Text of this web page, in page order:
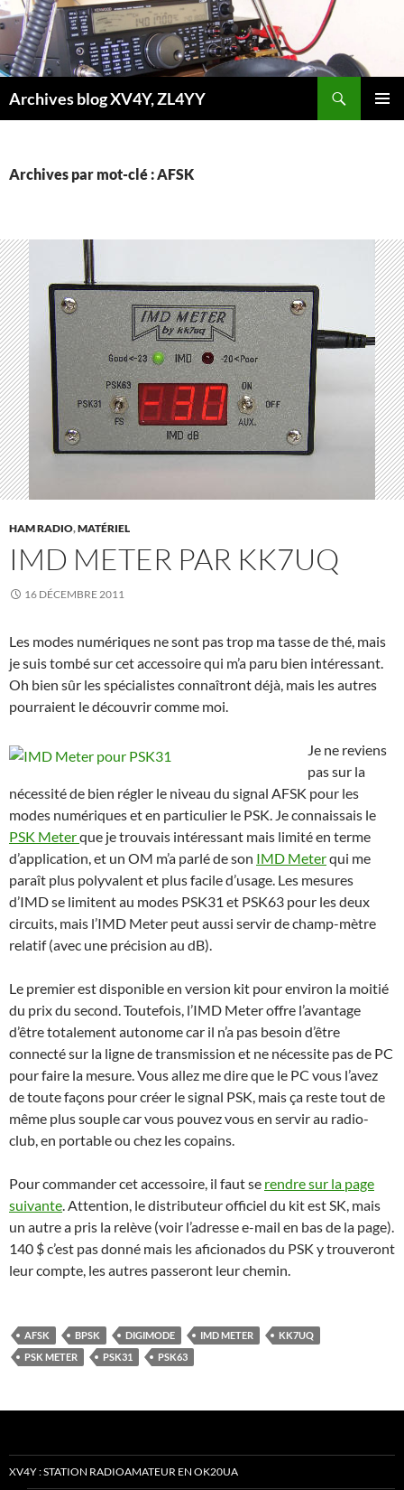
Aller
au
contenu
Archives blog XV4Y, ZL4YY
Archives par mot-clé : AFSK
HAM RADIO,MATÉRIEL
IMD METER PAR KK7UQ
16 DÉCEMBRE 2011
Les modes numériques ne sont pas trop ma tasse de thé, mais
je suis tombé sur cet accessoire qui m’a paru bien intéressant.
Oh bien sûr les spécialistes connaîtront déjà, mais les autres
pourraient le découvrir comme moi.
Je ne reviens
pas sur la
nécessité de bien régler le niveau du signal AFSK pour les
modes numériques et en particulier le PSK. Je connaissais le
PSK Meterque je trouvais intéressant mais limité en terme
d’application, et un OM m’a parlé de son IMD Meterqui me
paraît plus polyvalent et plus facile d’usage. Les mesures
d’IMD se limitent au modes PSK31 et PSK63 pour les deux
circuits, mais l’IMD Meter peut aussi servir de champ-mètre
relatif (avec une précision au dB).
Le premier est disponible en version kit pour environ la moitié
du prix du second. Toutefois, l’IMD Meter offre l’avantage
d’être totalement autonome car il n’a pas besoin d’être
connecté sur la ligne de transmission et ne nécessite pas de PC
pour faire la mesure. Vous allez me dire que le PC vous l’avez
de toute façons pour créer le signal PSK, mais ça reste tout de
même plus souple car vous pouvez vous en servir au radio-
club, en portable ou chez les copains.
Pour commander cet accessoire, il faut se rendre sur la page
suivante. Attention, le distributeur officiel du kit est SK, mais
un autre a pris la relève (voir l’adresse e-mail en bas de la page).
140 $ c’est pas donné mais les aficionados du PSK y trouveront
leur compte, les autres passeront leur chemin.
AFSK BPSK DIGIMODE IMD METER
KK7UQ
PSK METER
PSK31 PSK63
XV4Y : STATION RADIOAMATEUR EN OK20UA